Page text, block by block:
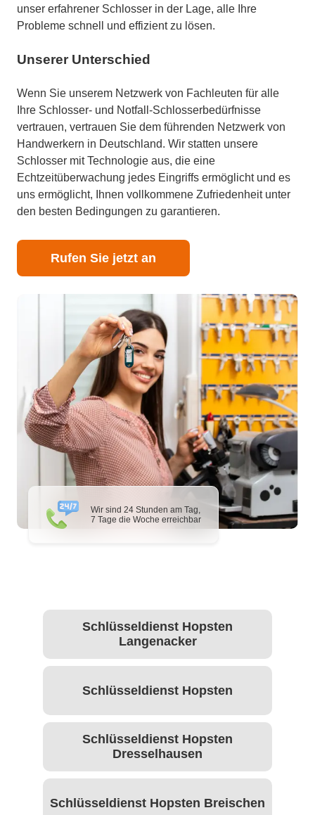
Wir sind 24 Stunden am Tag,
7 Tage die Woche erreichbar
unser erfahrener Schlosser in der Lage, alle Ihre
Probleme schnell und effizient zu lösen.
Unserer Unterschied
Wenn Sie unserem Netzwerk von Fachleuten für alle
Ihre Schlosser- und Notfall-Schlosserbedürfnisse
vertrauen, vertrauen Sie dem führenden Netzwerk von
Handwerkern in Deutschland. Wir statten unsere
Schlosser mit Technologie aus, die eine
Echtzeitüberwachung jedes Eingriffs ermöglicht und es
uns ermöglicht, Ihnen vollkommene Zufriedenheit unter
den besten Bedingungen zu garantieren.
Rufen Sie jetzt an
Schlüsseldienst Hopsten
Langenacker
Schlüsseldienst Hopsten
Schlüsseldienst Hopsten
Dresselhausen
Schlüsseldienst Hopsten Breischen